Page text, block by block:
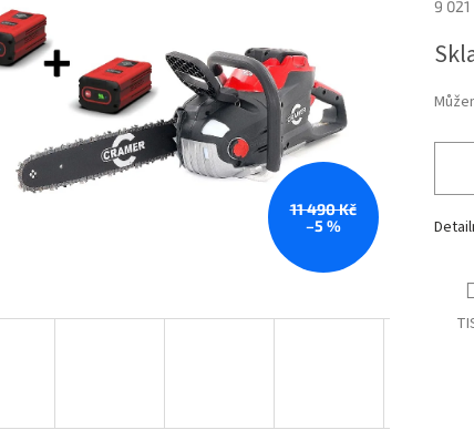
11 490 Kč
–5 %
9 021
cena: